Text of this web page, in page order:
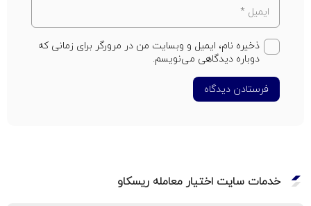
خدمات سایت اختیار معامله ریسکاو
ذخیره نام، ایمیل و وبسایت من در مرورگر برای زمانی که
دوباره دیدگاهی می‌نویسم.
فرستادن دیدگاه